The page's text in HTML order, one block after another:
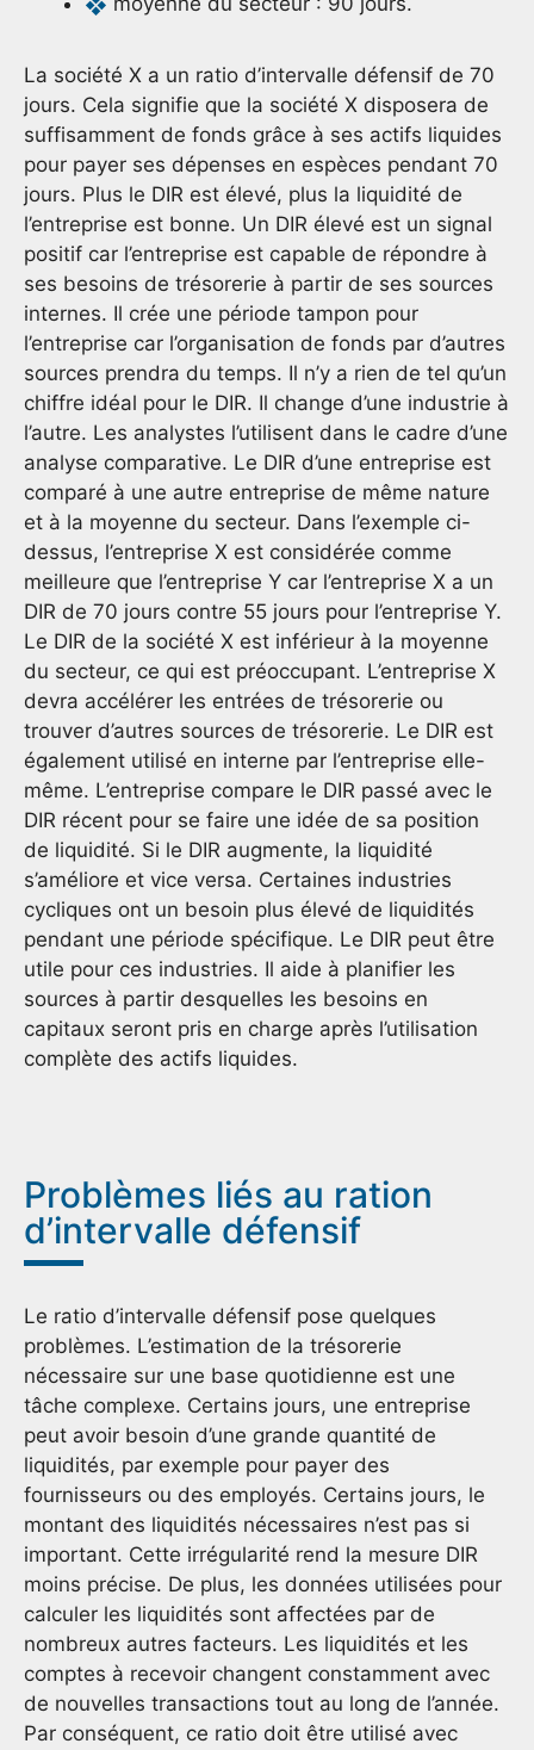
La société X a un ratio d’intervalle défensif de 70
jours. Cela signifie que la société X disposera de
suffisamment de fonds grâce à ses actifs liquides
pour payer ses dépenses en espèces pendant 70
jours. Plus le DIR est élevé, plus la liquidité de
l’entreprise est bonne. Un DIR élevé est un signal
positif car l’entreprise est capable de répondre à
ses besoins de trésorerie à partir de ses sources
internes. Il crée une période tampon pour
l’entreprise car l’organisation de fonds par d’autres
sources prendra du temps. Il n’y a rien de tel qu’un
chiffre idéal pour le DIR. Il change d’une industrie à
l’autre. Les analystes l’utilisent dans le cadre d’une
analyse comparative. Le DIR d’une entreprise est
comparé à une autre entreprise de même nature
et à la moyenne du secteur. Dans l’exemple ci-
dessus, l’entreprise X est considérée comme
meilleure que l’entreprise Y car l’entreprise X a un
DIR de 70 jours contre 55 jours pour l’entreprise Y.
Le DIR de la société X est inférieur à la moyenne
du secteur, ce qui est préoccupant. L’entreprise X
devra accélérer les entrées de trésorerie ou
trouver d’autres sources de trésorerie. Le DIR est
également utilisé en interne par l’entreprise elle-
même. L’entreprise compare le DIR passé avec le
DIR récent pour se faire une idée de sa position
de liquidité. Si le DIR augmente, la liquidité
s’améliore et vice versa. Certaines industries
cycliques ont un besoin plus élevé de liquidités
pendant une période spécifique. Le DIR peut être
utile pour ces industries. Il aide à planifier les
sources à partir desquelles les besoins en
capitaux seront pris en charge après l’utilisation
complète des actifs liquides.
Problèmes liés au ration
d’intervalle défensif
Le ratio d’intervalle défensif pose quelques
problèmes. L’estimation de la trésorerie
nécessaire sur une base quotidienne est une
tâche complexe. Certains jours, une entreprise
peut avoir besoin d’une grande quantité de
liquidités, par exemple pour payer des
fournisseurs ou des employés. Certains jours, le
montant des liquidités nécessaires n’est pas si
important. Cette irrégularité rend la mesure DIR
moins précise. De plus, les données utilisées pour
calculer les liquidités sont affectées par de
nombreux autres facteurs. Les liquidités et les
comptes à recevoir changent constamment avec
de nouvelles transactions tout au long de l’année.
Par conséquent, ce ratio doit être utilisé avec